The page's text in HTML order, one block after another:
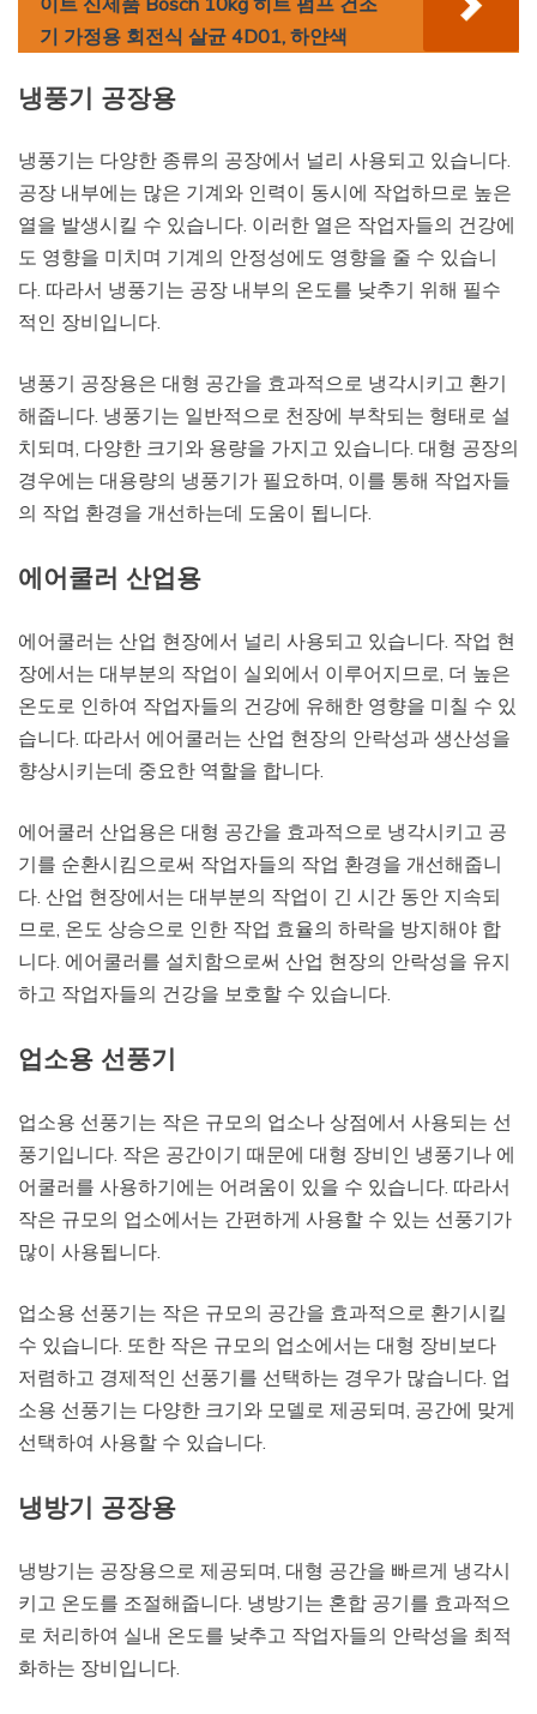
기 가정용 회전식 살균 4D01, 하얀색
냉풍기 공장용
냉풍기는 다양한 종류의 공장에서 널리 사용되고 있습니다.
공장 내부에는 많은 기계와 인력이 동시에 작업하므로 높은
열을 발생시킬 수 있습니다. 이러한 열은 작업자들의 건강에
도 영향을 미치며 기계의 안정성에도 영향을 줄 수 있습니
다. 따라서 냉풍기는 공장 내부의 온도를 낮추기 위해 필수
적인 장비입니다.
냉풍기 공장용은 대형 공간을 효과적으로 냉각시키고 환기
해줍니다. 냉풍기는 일반적으로 천장에 부착되는 형태로 설
치되며, 다양한 크기와 용량을 가지고 있습니다. 대형 공장의
경우에는 대용량의 냉풍기가 필요하며, 이를 통해 작업자들
의 작업 환경을 개선하는데 도움이 됩니다.
에어쿨러 산업용
에어쿨러는 산업 현장에서 널리 사용되고 있습니다. 작업 현
장에서는 대부분의 작업이 실외에서 이루어지므로, 더 높은
온도로 인하여 작업자들의 건강에 유해한 영향을 미칠 수 있
습니다. 따라서 에어쿨러는 산업 현장의 안락성과 생산성을
향상시키는데 중요한 역할을 합니다.
에어쿨러 산업용은 대형 공간을 효과적으로 냉각시키고 공
기를 순환시킴으로써 작업자들의 작업 환경을 개선해줍니
다. 산업 현장에서는 대부분의 작업이 긴 시간 동안 지속되
므로, 온도 상승으로 인한 작업 효율의 하락을 방지해야 합
니다. 에어쿨러를 설치함으로써 산업 현장의 안락성을 유지
하고 작업자들의 건강을 보호할 수 있습니다.
업소용 선풍기
업소용 선풍기는 작은 규모의 업소나 상점에서 사용되는 선
풍기입니다. 작은 공간이기 때문에 대형 장비인 냉풍기나 에
어쿨러를 사용하기에는 어려움이 있을 수 있습니다. 따라서
작은 규모의 업소에서는 간편하게 사용할 수 있는 선풍기가
많이 사용됩니다.
업소용 선풍기는 작은 규모의 공간을 효과적으로 환기시킬
수 있습니다. 또한 작은 규모의 업소에서는 대형 장비보다
저렴하고 경제적인 선풍기를 선택하는 경우가 많습니다. 업
소용 선풍기는 다양한 크기와 모델로 제공되며, 공간에 맞게
선택하여 사용할 수 있습니다.
냉방기 공장용
냉방기는 공장용으로 제공되며, 대형 공간을 빠르게 냉각시
키고 온도를 조절해줍니다. 냉방기는 혼합 공기를 효과적으
로 처리하여 실내 온도를 낮추고 작업자들의 안락성을 최적
화하는 장비입니다.